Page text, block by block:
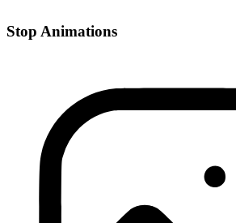
Stop Animations